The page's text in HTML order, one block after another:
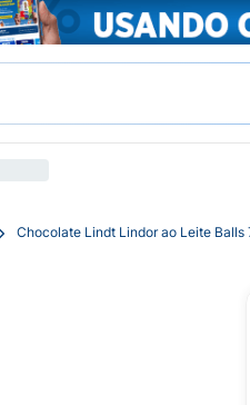
Chocolate Lindt Lindor ao Leite Balls